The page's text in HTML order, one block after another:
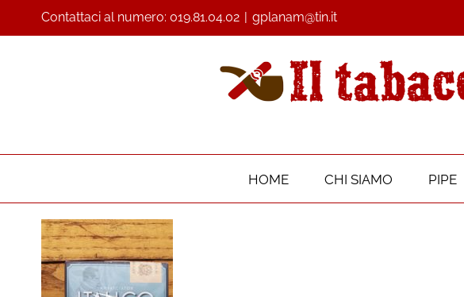
Contattaci al numero: 019.81.04.02 | gplanam@tin.it
HOME CHI SIAMO PIPE